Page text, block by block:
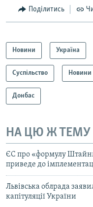
Поділитись
Новини Україна
Суспільство Новини
Донбас
НА ЦЮ Ж ТЕМУ
ЄС про «формулу
приведе до
Львівська облрада
капітуляції України